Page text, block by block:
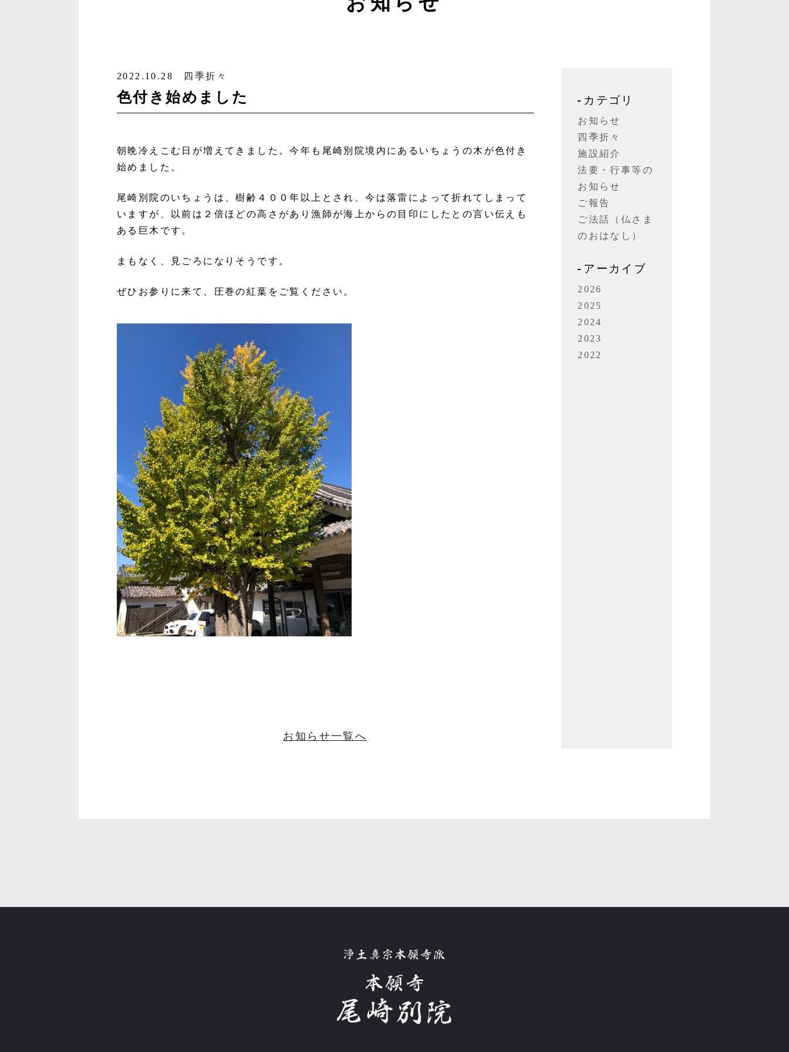
2022.10.28 四季折々
色付き始めました
朝晩冷えこむ日が増えてきました。今年も尾崎別院境内にあるいちょうの木が色付き
始めました。
尾崎別院のいちょうは、樹齢４００年以上とされ、今は落雷によって折れてしまって
いますが、以前は２倍ほどの高さがあり漁師が海上からの目印にしたとの言い伝えも
ある巨木です。
まもなく、見ごろになりそうです。
ぜひお参りに来て、圧巻の紅葉をご覧ください。
お知らせ一覧へ
カテゴリ
お知らせ
四季折々
施設紹介
法要・行事等の
お知らせ
ご報告
ご法話（仏さま
のおはなし）
アーカイブ
2026
2025
2024
2023
2022